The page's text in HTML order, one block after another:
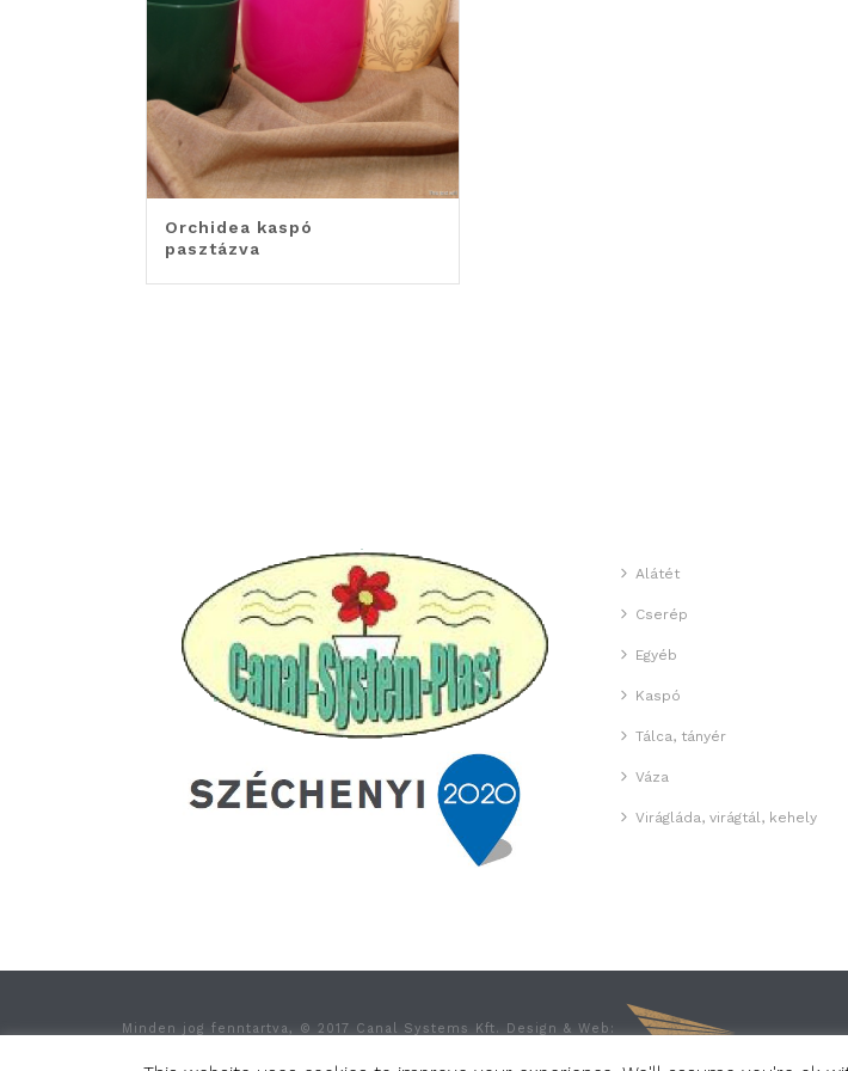
Orchidea kaspó
pasztázva
Alátét
Cserép
Egyéb
Kaspó
Tálca, tányér
Váza
Virágláda, virágtál, kehely
Minden jog fenntartva, © 2017 Canal Systems Kft. Design & Web: